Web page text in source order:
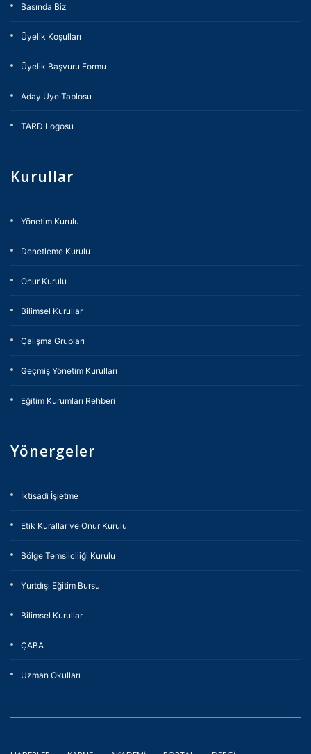
Basında Biz
Üyelik Koşulları
Üyelik Başvuru Formu
Aday Üye Tablosu
TARD Logosu
Kurullar
Yönetim Kurulu
Denetleme Kurulu
Onur Kurulu
Bilimsel Kurullar
Çalışma Grupları
Geçmiş Yönetim Kurulları
Eğitim Kurumları Rehberi
Yönergeler
İktisadi İşletme
Etik Kurallar ve Onur Kurulu
Bölge Temsilciliği Kurulu
Yurtdışı Eğitim Bursu
Bilimsel Kurullar
ÇABA
Uzman Okulları